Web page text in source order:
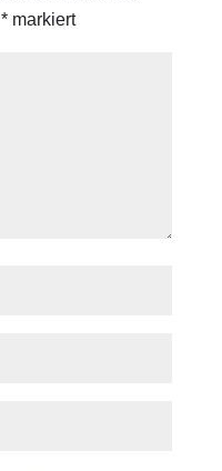
*markiert